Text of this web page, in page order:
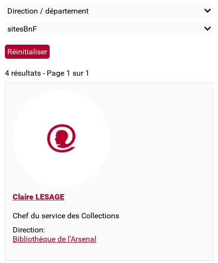
Direction / département
sitesBnF
4 résultats - Page 1 sur 1
Claire LESAGE
Chef du service des Collections
Direction:
Bibliothèque de l'Arsenal